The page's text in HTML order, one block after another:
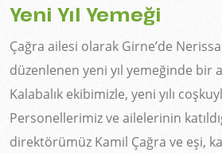
Yeni Yıl Yemeği
Çağra ailesi olarak Girne’de Nerissa
düzenlenen yeni yıl yemeğinde bir
Kalabalık ekibimizle, yeni yılı
Personellerimiz ve ailelerinin
direktörümüz Kamil Çağra ve eşi,